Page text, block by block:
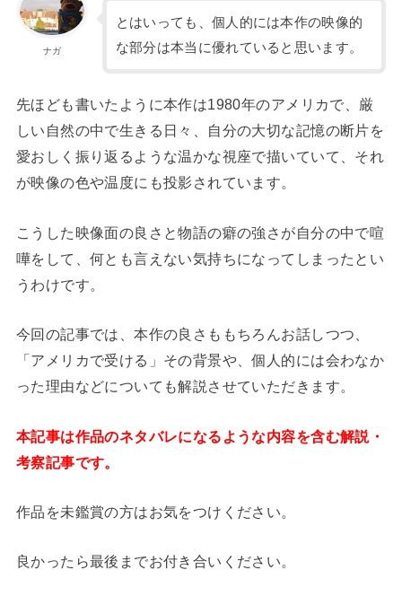
ナガ
とはいっても、個人的には本作の映像的
な部分は本当に優れていると思います。
先ほども書いたように本作は1980年のアメリカで、厳
しい自然の中で生きる日々、自分の大切な記憶の断片を
愛おしく振り返るような温かな視座で描いていて、それ
が映像の色や温度にも投影されています。
こうした映像面の良さと物語の癖の強さが自分の中で喧
嘩をして、何とも言えない気持ちになってしまったとい
うわけです。
今回の記事では、本作の良さももちろんお話しつつ、
「アメリカで受ける」その背景や、個人的には会わなか
った理由などについても解説させていただきます。
本記事は作品のネタバレになるような内容を含む解説・
考察記事です。
作品を未鑑賞の方はお気をつけください。
良かったら最後までお付き合いください。